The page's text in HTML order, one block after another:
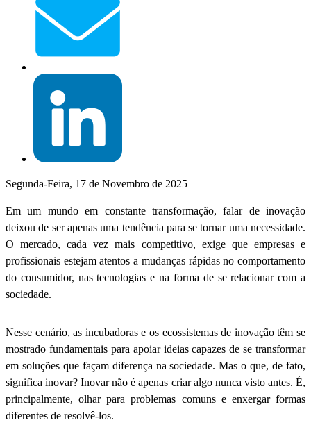
Segunda-Feira, 17 de Novembro de 2025
Em um mundo em constante transformação, falar de inovação
deixou de ser apenas uma tendência para se tornar uma necessidade.
O mercado, cada vez mais competitivo, exige que empresas e
profissionais estejam atentos a mudanças rápidas no comportamento
do consumidor, nas tecnologias e na forma de se relacionar com a
sociedade.
Nesse cenário, as incubadoras e os ecossistemas de inovação têm se
mostrado fundamentais para apoiar ideias capazes de se transformar
em soluções que façam diferença na sociedade. Mas o que, de fato,
significa inovar? Inovar não é apenas criar algo nunca visto antes. É,
principalmente, olhar para problemas comuns e enxergar formas
diferentes de resolvê-los.